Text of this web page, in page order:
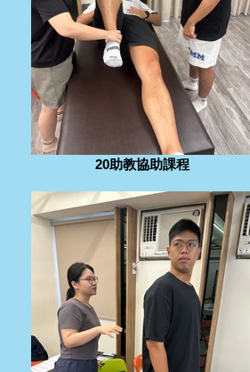
20助教協助課程